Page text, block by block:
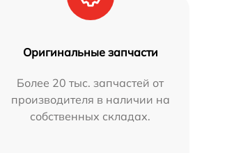
Оригинальные запчасти
Более 20 тыс. запчастей от
производителя в наличии на
собственных складах.